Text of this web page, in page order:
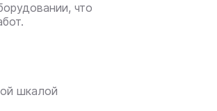
что
шкалой